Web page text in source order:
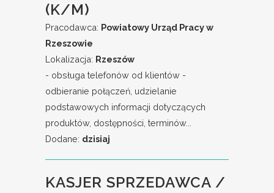
(K/M)
Pracodawca: Powiatowy Urząd Pracy w
Rzeszowie
Lokalizacja: Rzeszów
- obsługa telefonów od klientów -
odbieranie połączeń, udzielanie
podstawowych informacji dotyczących
produktów, dostępności, terminów...
Dodane: dzisiaj
KASJER SPRZEDAWCA /